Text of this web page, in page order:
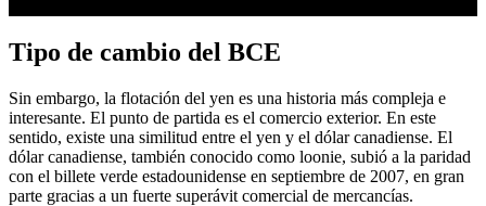
Tipo de cambio del BCE
Sin embargo, la flotación del yen es una historia más compleja e
interesante. El punto de partida es el comercio exterior. En este
sentido, existe una similitud entre el yen y el dólar canadiense. El
dólar canadiense, también conocido como loonie, subió a la paridad
con el billete verde estadounidense en septiembre de 2007, en gran
parte gracias a un fuerte superávit comercial de mercancías.